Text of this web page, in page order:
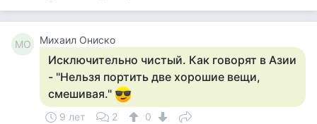
МО Михаил Ониско
Исключительно чистый. Как говорят в Азии
- "Нельзя портить две хорошие вещи,
смешивая."
9 лет 2 0